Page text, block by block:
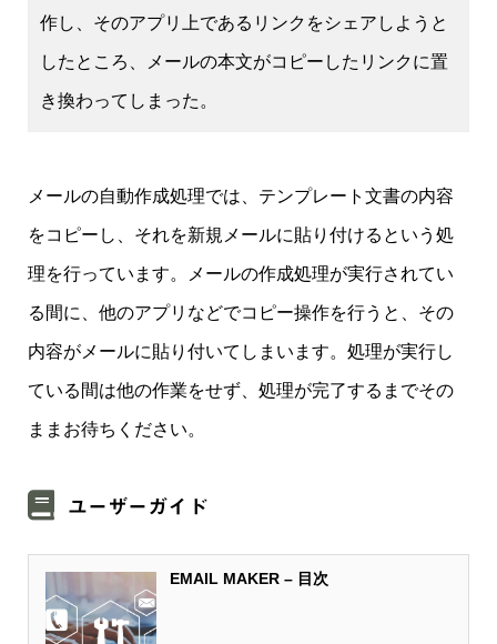
作し、そのアプリ上であるリンクをシェアしようと
したところ、メールの本文がコピーしたリンクに置
き換わってしまった。
メールの自動作成処理では、テンプレート文書の内容
をコピーし、それを新規メールに貼り付けるという処
理を行っています。メールの作成処理が実行されてい
る間に、他のアプリなどでコピー操作を行うと、その
内容がメールに貼り付いてしまいます。処理が実行し
ている間は他の作業をせず、処理が完了するまでその
ままお待ちください。
ユーザーガイド
EMAIL MAKER – 目次